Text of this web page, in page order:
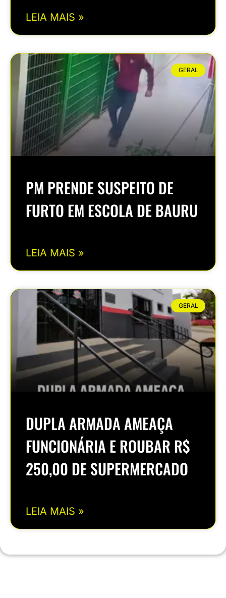
LEIA MAIS »
GERAL
PM PRENDE SUSPEITO DE
FURTO EM ESCOLA DE BAURU
LEIA MAIS »
GERAL
DUPLA ARMADA AMEAÇA
FUNCIONÁRIA E ROUBAR R$
250,00 DE SUPERMERCADO
LEIA MAIS »